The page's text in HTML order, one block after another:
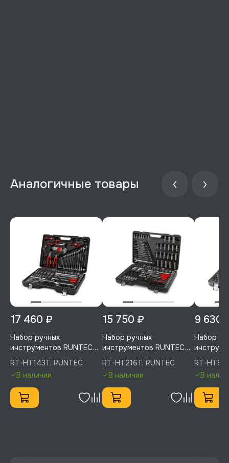
Аналогичные товары
17 460 ₽
Набор ручных
инструментов RUNTEC
TECHNIC 143 предмета
1/2", 1/4", RT-HT143T
RT-HT143T, RUNTEC
В наличии
15 750 ₽
Набор ручных
инструментов RUNTEC
TECHNIC 216 предметов
1/2", 3/8", 1/4", RT-
HT216T
RT-HT216T, RUNTEC
В наличии
9 630
Набор
1/2", 1/
RT-
В